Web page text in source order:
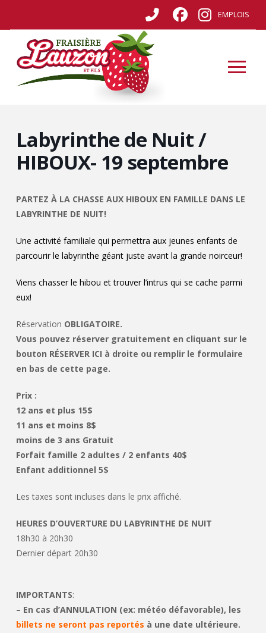
EMPLOIS
Labyrinthe de Nuit /
HIBOUX- 19 septembre
PARTEZ À LA CHASSE AUX HIBOUX EN FAMILLE DANS LE
LABYRINTHE DE NUIT!
Une activité familiale qui permettra aux jeunes enfants de
parcourir le labyrinthe géant juste avant la grande noirceur!
Viens chasser le hibou et trouver l’intrus qui se cache parmi
eux!
Réservation OBLIGATOIRE.
Vous pouvez réserver gratuitement en cliquant sur le
bouton RÉSERVER ICI à droite ou remplir le formulaire
en bas de cette page.
Prix :
12 ans et plus 15$
11 ans et moins 8$
moins de 3 ans Gratuit
Forfait famille 2 adultes / 2 enfants 40$
Enfant additionnel 5$
Les taxes sont incluses dans le prix affiché.
HEURES D’OUVERTURE DU LABYRINTHE DE NUIT
18h30 à 20h30
Dernier départ 20h30
IMPORTANTS:
– En cas d’ANNULATION (ex: météo défavorable), les
billets ne seront pas reportés à une date ultérieure.